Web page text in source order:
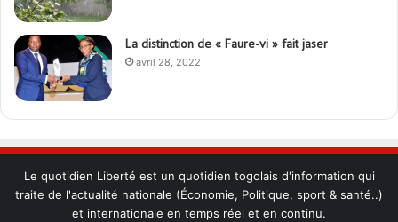
La distinction de « Faure-vi » fait jaser
avril 28, 2022
Le quotidien Liberté est un quotidien togolais d'information qui
traite de l'actualité nationale (Économie, Politique, sport & santé..)
et internationale en temps réel et en continu.